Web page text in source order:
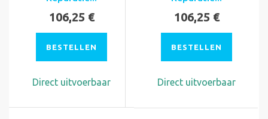
106,25 €
BESTELLEN
Direct uitvoerbaar
106,25 €
BESTELLEN
Direct uitvoerbaar